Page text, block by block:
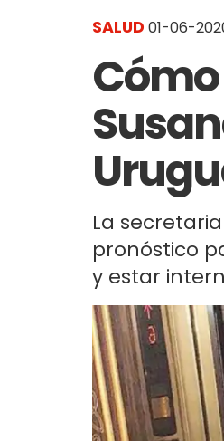
SALUD 01-06-
La
pronóstico
y estar